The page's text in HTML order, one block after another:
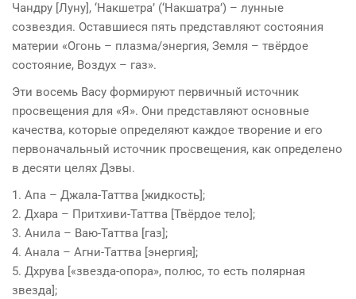
Чандру [Луну], ‘Накшетра’ (‘Накшатра’) – лунные
созвездия. Оставшиеся пять представляют состояния
материи «Огонь – плазма/энергия, Земля – твёрдое
состояние, Воздух – газ».
Эти восемь Васу формируют первичный источник
просвещения для «Я». Они представляют основные
качества, которые определяют каждое творение и его
первоначальный источник просвещения, как определено
в десяти целях Дэвы.
1. Апа – Джала-Таттва [жидкость];
2. Дхара – Притхиви-Таттва [Твёрдое тело];
3. Анила – Ваю-Таттва [газ];
4. Анала – Агни-Таттва [энергия];
5. Дхрува [«звезда-опора», полюс, то есть полярная
звезда];